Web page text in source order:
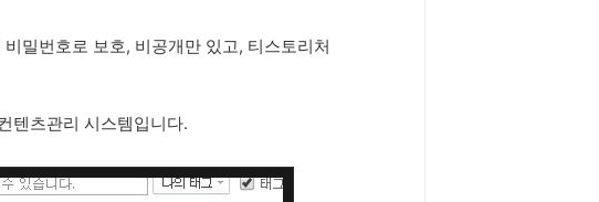
밀번호로 보호, 비공개만 있고, 티스토리처
텐츠관리 시스템입니다.